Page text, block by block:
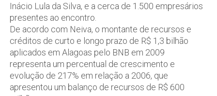
Inácio Lula da Silva, e a cerca de 1.500 empresários
presentes ao encontro.
De acordo com Neiva, o montante de recursos e
créditos de curto e longo prazo de R$ 1,3 bilhão
aplicados em Alagoas pelo BNB em 2009
representa um percentual de crescimento e
evolução de 217% em relação a 2006, que
apresentou um balanço de recursos de R$ 600